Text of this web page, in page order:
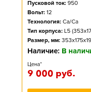
Пусковой ток: 950
Вольт: 12
Технология: Ca/Ca
Тип корпуса: L5
Размер, мм:
Наличие: В
Цена*
9 000 руб.